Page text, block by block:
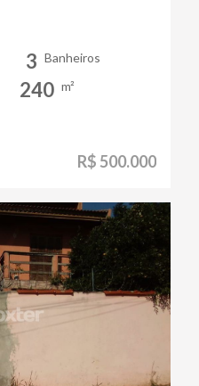
3 Banheiros
240 m²
R$ 500.000